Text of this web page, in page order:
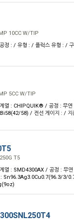
10CC W/TIP
: / 유형 : / 플럭스 유형 : /
5CC W/TIP
열 : CHIPQUIK® / 공정 : 무연
58) / 전선 게이지 : /
T5
: SMD4300AX / 공정 : 무연
: Sn96.3Ag3.0Cu0.7(96.3/3/